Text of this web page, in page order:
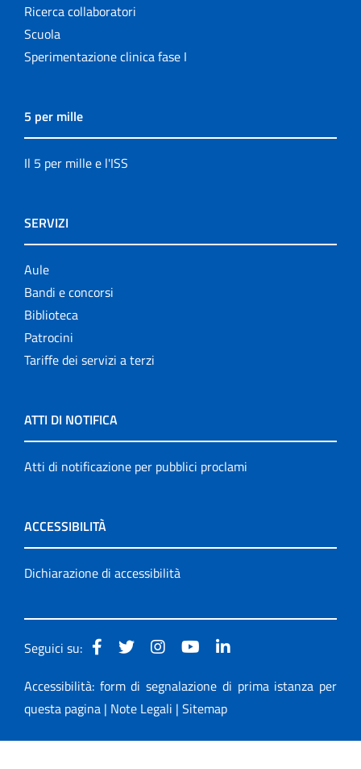
Ricerca collaboratori
Scuola
Sperimentazione clinica fase I
5 per mille
Il 5 per mille e l'ISS
SERVIZI
Aule
Bandi e concorsi
Biblioteca
Patrocini
Tariffe dei servizi a terzi
ATTI DI NOTIFICA
Atti di notificazione per pubblici proclami
ACCESSIBILITÀ
Dichiarazione di accessibilità
Seguici su:
Accessibilità: form di segnalazione di prima istanza per
questa pagina | Note Legali | Sitemap